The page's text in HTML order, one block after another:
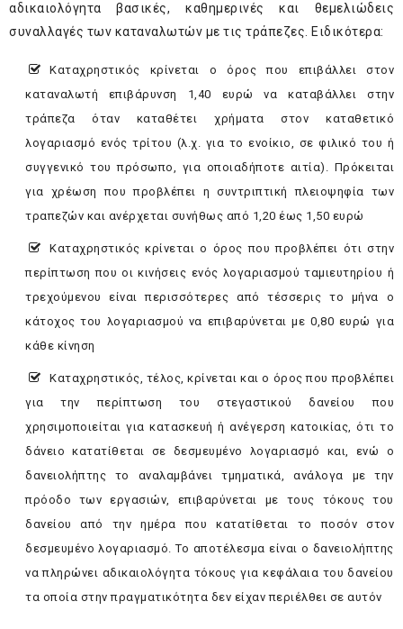
αδικαιολόγητα βασικές, καθημερινές και θεμελιώδεις
συναλλαγές των καταναλωτών με τις τράπεζες. Ειδικότερα:
Καταχρηστικός κρίνεται ο όρος που επιβάλλει στον
καταναλωτή επιβάρυνση 1,40 ευρώ να καταβάλλει στην
τράπεζα όταν καταθέτει χρήματα στον καταθετικό
λογαριασμό ενός τρίτου (λ.χ. για το ενοίκιο, σε φιλικό του ή
συγγενικό του πρόσωπο, για οποιαδήποτε αιτία). Πρόκειται
για χρέωση που προβλέπει η συντριπτική πλειοψηφία των
τραπεζών και ανέρχεται συνήθως από 1,20 έως 1,50 ευρώ
Καταχρηστικός κρίνεται ο όρος που προβλέπει ότι στην
περίπτωση που οι κινήσεις ενός λογαριασμού ταμιευτηρίου ή
τρεχούμενου είναι περισσότερες από τέσσερις το μήνα ο
κάτοχος του λογαριασμού να επιβαρύνεται με 0,80 ευρώ για
κάθε κίνηση
Καταχρηστικός, τέλος, κρίνεται και ο όρος που προβλέπει
για την περίπτωση του στεγαστικού δανείου που
χρησιμοποιείται για κατασκευή ή ανέγερση κατοικίας, ότι το
δάνειο κατατίθεται σε δεσμευμένο λογαριασμό και, ενώ ο
δανειολήπτης το αναλαμβάνει τμηματικά, ανάλογα με την
πρόοδο των εργασιών, επιβαρύνεται με τους τόκους του
δανείου από την ημέρα που κατατίθεται το ποσόν στον
δεσμευμένο λογαριασμό. Το αποτέλεσμα είναι ο δανειολήπτης
να πληρώνει αδικαιολόγητα τόκους για κεφάλαια του δανείου
τα οποία στην πραγματικότητα δεν είχαν περιέλθει σε αυτόν